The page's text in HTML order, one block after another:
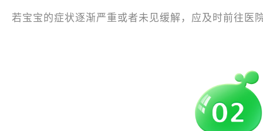
若宝宝的症状逐渐严重或者未见缓解，应及时前往医